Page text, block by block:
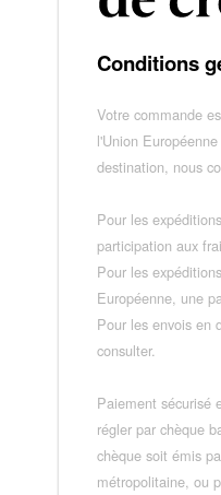
Conditions
Votre commande
l'Union
destination, nous
Pour les
participation aux
Pour les
Européenne, une
Pour les envois en
consulter.
Paiement sécurisé
régler par chèque
chèque soit émis
métropolitaine, ou